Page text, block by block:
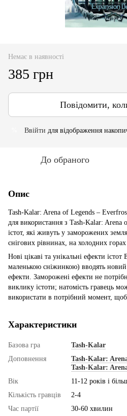
Немає в наявності
385 грн
Повідомити,
Ввійти для відображення
До обраного
Опис
Tash-Kalar: Arena of Legends –
для використання з Tash-Kalar: Arena
істот, які живуть у заморожених
снігових рівнинах, на холодних
Нові цікаві та унікальні ефекти
маленькою сніжинкою) вводять
ефекти. Заморожені ефекти не
виклику істоти; натомість гравець
використати в потрібний момент,
Характеристики
Базова гра
Tash-Kalar
Доповнення
Tash-Kalar:
Tash-Kalar:
Вік
11-12 років і
Кількість гравців
2-4
Час партії
30-60 хвилин